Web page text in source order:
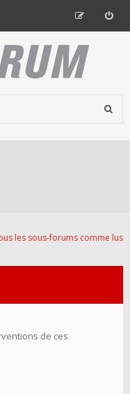
les sous-forums comme lus
de ces